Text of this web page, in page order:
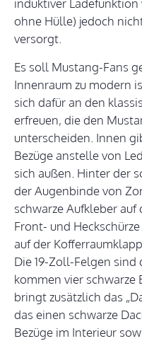
induktiver Ladefunktion
ohne Hülle) jedoch
versorgt.
Es soll Mustang-Fans
Innenraum zu modern
sich dafür an den
erfreuen, die den
unterscheiden. Innen
Bezüge anstelle von
sich außen. Hinter der
der Augenbinde von
schwarze Aufkleber
Front- und
auf der
Die 19-Zoll-Felgen
kommen vier schwarze
bringt zusätzlich das
das einen schwarze
Bezüge im Interieur